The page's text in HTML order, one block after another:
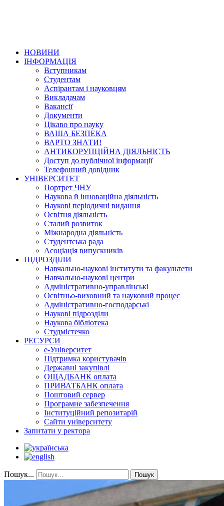
НОВИНИ
ІНФОРМАЦІЯ
Вступникам
Студентам
Аспірантам і науковцям
Викладачам
Вакансії
Документи
Цікаво про науку
ВАША БЕЗПЕКА
ВАРТО ЗНАТИ!
АНТИКОРУПЦІЙНА ДІЯЛЬНІСТЬ
Доступ до публічної інформації
Телефонний довідник
УНІВЕРСИТЕТ
Портрет ЧНУ
Наукова й інноваційна діяльність
Наукові періодичні видання
Освітня діяльність
Сталий розвиток
Міжнародна діяльність
Студентська рада
Асоціація випускників
ПІДРОЗДІЛИ
Навчально-наукові інститути та факультети
Навчально-наукові центри
Адміністративно-управлінські
Освітньо-виховний та науковий процес
Адміністративно-господарські
Наукові підрозділи
Наукова бібліотека
Студмістечко
РЕСУРСИ
е-Університет
Підтримка користувачів
Державні закупівлі
ОЩАДБАНК оплата
ПРИВАТБАНК оплата
Поштовий сервер
Програмне забезпечення
Інституційний репозитарій
Сайти університету
Запитати у ректора
Пошук... Пошук